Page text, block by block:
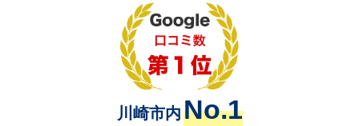
川崎市内No.1